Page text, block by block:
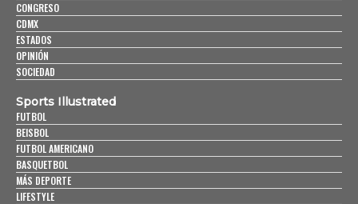
CONGRESO
CDMX
ESTADOS
OPINIÓN
SOCIEDAD
Sports Illustrated
FUTBOL
BEISBOL
FUTBOL AMERICANO
BASQUETBOL
MÁS DEPORTE
LIFESTYLE